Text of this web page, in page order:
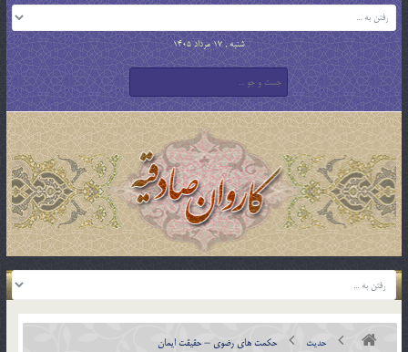
شنبه , 17 مرداد 1405
حدیث حکمت های رضوی – حقیقت ایمان